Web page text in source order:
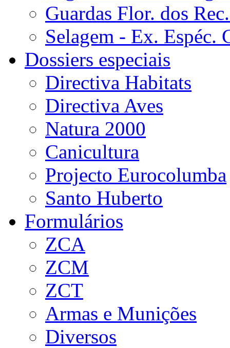
Guardas Flor. dos
Selagem - Ex. Espéc.
Dossiers especiais
Directiva Habitats
Directiva Aves
Natura 2000
Canicultura
Projecto Eurocolumba
Santo Huberto
Formulários
ZCA
ZCM
ZCT
Armas e Munições
Diversos